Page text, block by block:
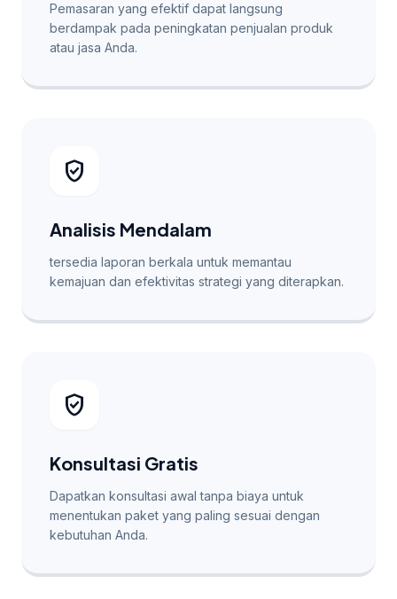
Pemasaran yang efektif dapat langsung
berdampak pada peningkatan penjualan produk
atau jasa Anda.
verified_user
Analisis Mendalam
tersedia laporan berkala untuk memantau
kemajuan dan efektivitas strategi yang diterapkan.
verified_user
Konsultasi Gratis
Dapatkan konsultasi awal tanpa biaya untuk
menentukan paket yang paling sesuai dengan
kebutuhan Anda.